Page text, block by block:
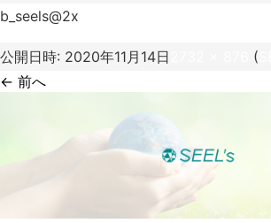
b_seels@2x
公開日時: 2020年11月14日 (
← 前へ